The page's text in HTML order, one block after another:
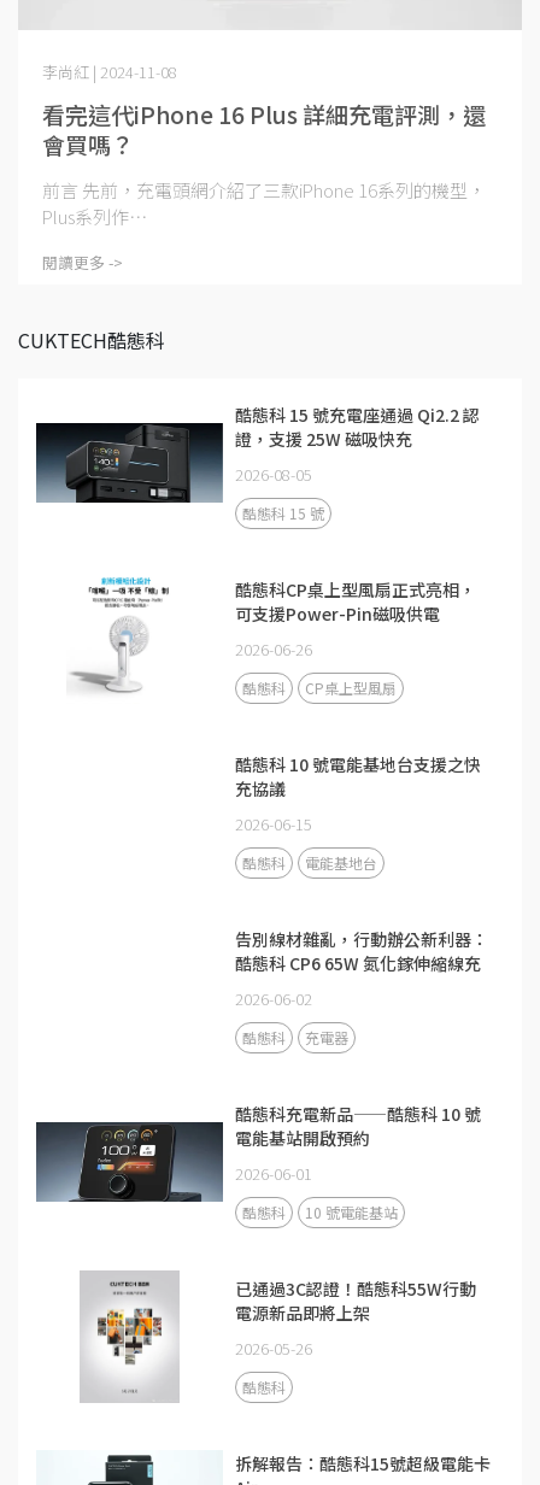
看完這代iPhone 16 Plus 詳細充電評測，還
會買嗎？
李尚紅 | 2024-11-08
前言 先前，充電頭網介紹了三款iPhone 16系列的機型，
Plus系列作⋯
閱讀更多 ->
CUKTECH酷態科
酷態科 15 號充電座通過 Qi2.2 認
證，支援 25W 磁吸快充
2026-08-05
酷態科 15 號
酷態科CP桌上型風扇正式亮相，
可支援Power-Pin磁吸供電
2026-06-26
酷態科 CP桌上型風扇
酷態科 10 號電能基地台支援之快
充協議
2026-06-15
酷態科 電能基地台
告別線材雜亂，行動辦公新利器：
酷態科 CP6 65W 氮化鎵伸縮線充
2026-06-02
酷態科 充電器
酷態科充電新品——酷態科 10 號
電能基站開啟預約
2026-06-01
酷態科 10 號電能基站
已通過3C認證！酷態科55W行動
電源新品即將上架
2026-05-26
酷態科
拆解報告：酷態科15號超級電能卡